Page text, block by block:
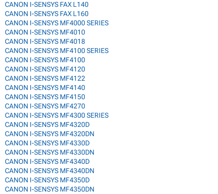
CANON I-SENSYS FAX L140
CANON I-SENSYS FAX L160
CANON I-SENSYS MF4000 SERIES
CANON I-SENSYS MF4010
CANON I-SENSYS MF4018
CANON I-SENSYS MF4100 SERIES
CANON I-SENSYS MF4100
CANON I-SENSYS MF4120
CANON I-SENSYS MF4122
CANON I-SENSYS MF4140
CANON I-SENSYS MF4150
CANON I-SENSYS MF4270
CANON I-SENSYS MF4300 SERIES
CANON I-SENSYS MF4320D
CANON I-SENSYS MF4320DN
CANON I-SENSYS MF4330D
CANON I-SENSYS MF4330DN
CANON I-SENSYS MF4340D
CANON I-SENSYS MF4340DN
CANON I-SENSYS MF4350D
CANON I-SENSYS MF4350DN